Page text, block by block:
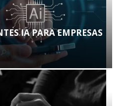
IA PARA EMPRESAS